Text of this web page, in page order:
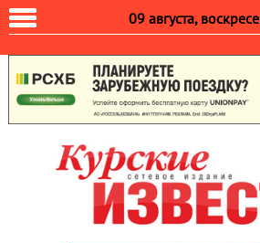
09 августа,